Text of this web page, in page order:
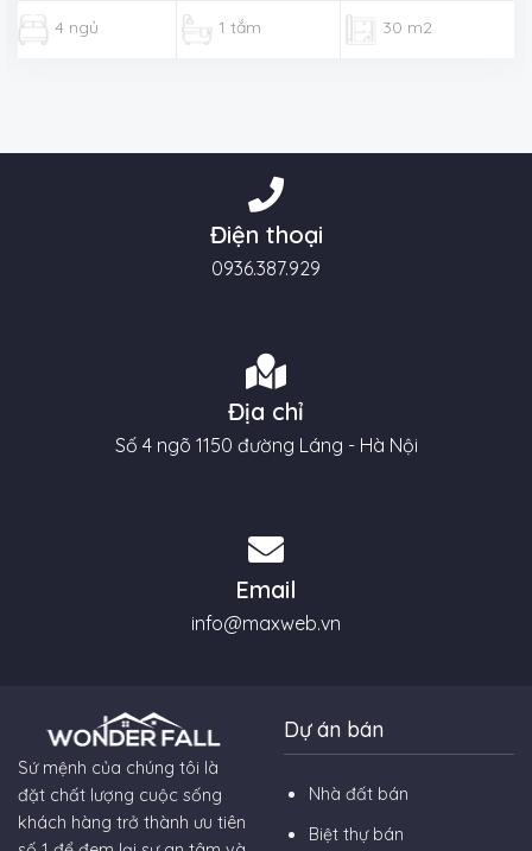
4 ngủ 1 tắm 30 m2
Điện thoại
0936.387.929
Địa chỉ
Số 4 ngõ 1150 đường Láng - Hà Nội
Email
info@maxweb.vn
Sứ mệnh của chúng tôi là
đặt chất lượng cuộc sống
khách hàng trở thành ưu tiên
Dự án bán
Nhà đất bán
Biệt thự bán